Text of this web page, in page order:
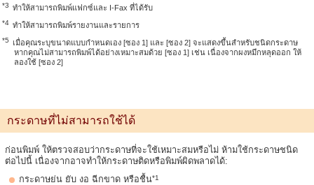
*3 ทำให้สามารถพิมพ์แฟกซ์และ I-Fax ที่ได้รับ
*4 ทำให้สามารถพิมพ์รายงานและรายการ
*5
เมื่อคุณระบุขนาดแบบกำหนดเอง [ซอง 1] และ [ซอง 2] จะแสดงขึ้นสำหรับชนิดกระดาษ
หากคุณไม่สามารถพิมพ์ได้อย่างเหมาะสมด้วย [ซอง 1] เช่น เนื่องจากผงหมึกหลุดออก ให้
ลองใช้ [ซอง 2]
กระดาษที่ไม่สามารถใช้ได้
ก่อนพิมพ์ ให้ตรวจสอบว่ากระดาษที่จะใช้เหมาะสมหรือไม่ ห้ามใช้กระดาษชนิด
ต่อไปนี้ เนื่องจากอาจทำให้กระดาษติดหรือพิมพ์ผิดพลาดได้:
กระดาษย่น ยับ งอ ฉีกขาด หรือชื้น*1